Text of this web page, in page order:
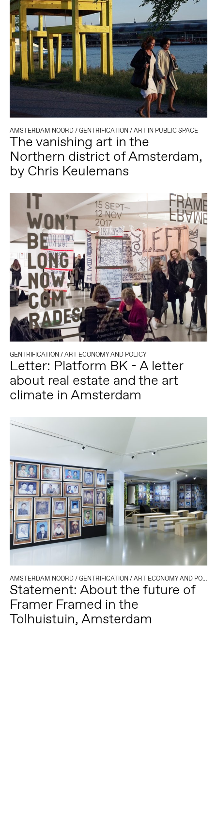
AMSTERDAM NOORD/GENTRIFICATION/ART IN PUBLIC SPACE
The vanishing art in the
Northern district of Amsterdam,
by Chris Keulemans
GENTRIFICATION/ART ECONOMY AND POLICY
Letter: Platform BK - A letter
about real estate and the art
climate in Amsterdam
AMSTERDAM NOORD/GENTRIFICATION/ART ECONOMY AND POLICY
Statement: About the future of
Framer Framed in the
Tolhuistuin, Amsterdam